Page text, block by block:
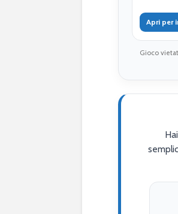
Apri per
Gioco